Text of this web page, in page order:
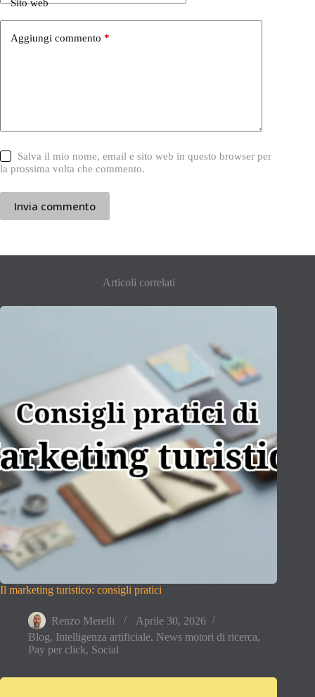
Sito web
Aggiungi commento *
Salva il mio nome, email e sito web in questo browser per
la prossima volta che commento.
Invia commento
Articoli correlati
Il marketing turistico: consigli pratici
Renzo Merelli
Aprile 30, 2026
Blog, Intelligenza artificiale, News motori di ricerca,
Pay per click, Social